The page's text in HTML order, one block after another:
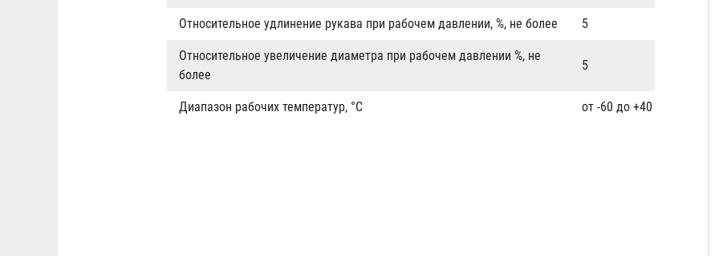
Относительное удлинение рукава при рабочем давлении, %, не более 5
Относительное увеличение диаметра при рабочем давлении %, не
более
5
Диапазон рабочих температур, °C от -60 до +40